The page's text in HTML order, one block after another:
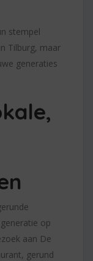
stempel
Tilburg, maar
generaties
op
aan De
gerund